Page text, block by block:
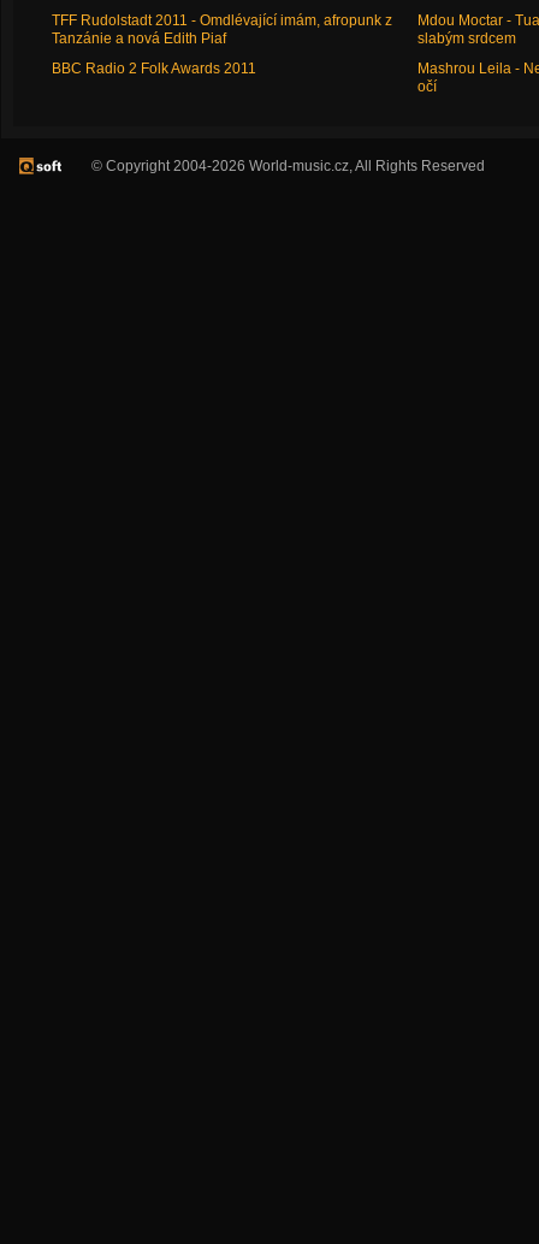
TFF Rudolstadt 2011 - Omdlévající imám, afropunk z
Tanzánie a nová Edith Piaf
BBC Radio 2 Folk Awards 2011
Mdou Moctar -
slabým srdcem
Mashrou Leila -
očí
© Copyright 2004-2026 World-music.cz, All Rights Reserved